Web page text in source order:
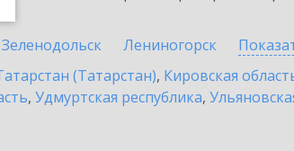
Зеленодольск Лениногорск
(Татарстан), Кировская
, Удмуртская республика,